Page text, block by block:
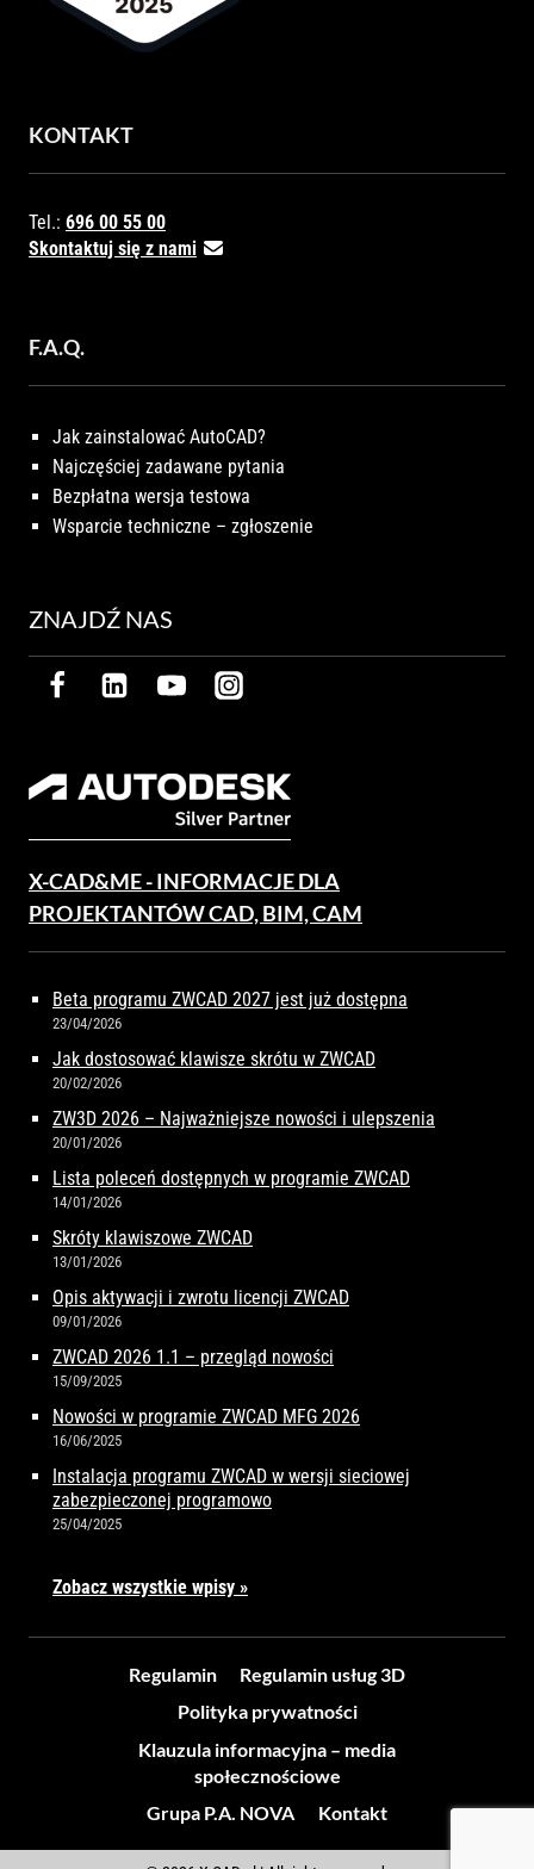
KONTAKT
Tel.: 696 00 55 00
Skontaktuj się z nami
F.A.Q.
Jak zainstalować AutoCAD?
Najczęściej zadawane pytania
Bezpłatna wersja testowa
Wsparcie techniczne – zgłoszenie
ZNAJDŹ NAS
X-CAD&ME - INFORMACJE DLA
PROJEKTANTÓW CAD, BIM, CAM
Beta programu ZWCAD 2027 jest już dostępna
23/04/2026
Jak dostosować klawisze skrótu w ZWCAD
20/02/2026
ZW3D 2026 – Najważniejsze nowości i ulepszenia
20/01/2026
Lista poleceń dostępnych w programie ZWCAD
14/01/2026
Skróty klawiszowe ZWCAD
13/01/2026
Opis aktywacji i zwrotu licencji ZWCAD
09/01/2026
ZWCAD 2026 1.1 – przegląd nowości
15/09/2025
Nowości w programie ZWCAD MFG 2026
16/06/2025
Instalacja programu ZWCAD w wersji sieciowej
zabezpieczonej programowo
25/04/2025
Zobacz wszystkie wpisy »
Regulamin
Regulamin usług 3D
Polityka prywatności
Klauzula informacyjna – media
społecznościowe
Grupa P.A. NOVA
Kontakt